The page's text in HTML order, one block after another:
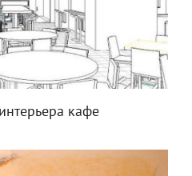
кафе